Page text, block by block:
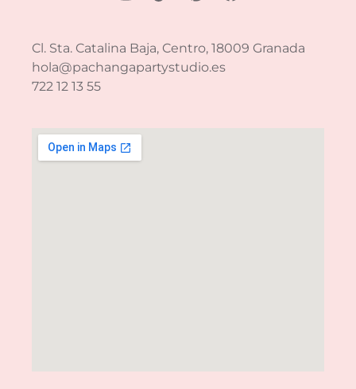
Cl. Sta. Catalina Baja, Centro, 18009 Granada
hola@pachangapartystudio.es
722 12 13 55